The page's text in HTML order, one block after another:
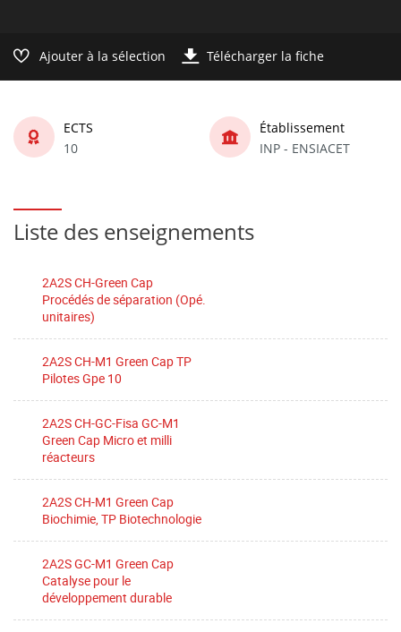
Ajouter à la sélection Télécharger la fiche
ECTS
10
Établissement
INP - ENSIACET
Liste des enseignements
2A2S CH-Green Cap
Procédés de séparation (Opé.
unitaires)
2A2S CH-M1 Green Cap TP
Pilotes Gpe 10
2A2S CH-GC-Fisa GC-M1
Green Cap Micro et milli
réacteurs
2A2S CH-M1 Green Cap
Biochimie, TP Biotechnologie
2A2S GC-M1 Green Cap
Catalyse pour le
développement durable